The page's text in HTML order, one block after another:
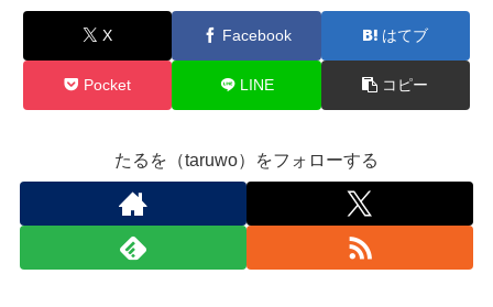
X Facebook はてブ
Pocket LINE コピー
たるを（taruwo）をフォローする